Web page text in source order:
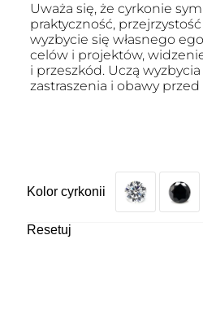
Uważa się, że cyrkonie
praktyczność,
wyzbycie się własnego
celów i projektów,
i przeszkód. Uczą
zastraszenia i obawy
Kolor cyrkonii
Resetuj